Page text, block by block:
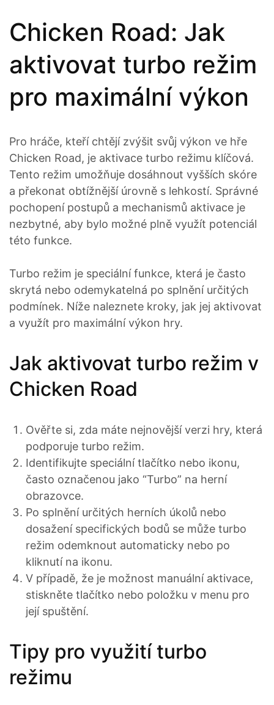
Chicken Road: Jak
aktivovat turbo režim
pro maximální výkon
Pro hráče, kteří chtějí zvýšit svůj výkon ve hře
Chicken Road, je aktivace turbo režimu klíčová.
Tento režim umožňuje dosáhnout vyšších skóre
a překonat obtížnější úrovně s lehkostí. Správné
pochopení postupů a mechanismů aktivace je
nezbytné, aby bylo možné plně využít potenciál
této funkce.
Turbo režim je speciální funkce, která je často
skrytá nebo odemykatelná po splnění určitých
podmínek. Níže naleznete kroky, jak jej aktivovat
a využít pro maximální výkon hry.
Jak aktivovat turbo režim v
Chicken Road
Ověřte si, zda máte nejnovější verzi hry, která
podporuje turbo režim.
Identifikujte speciální tlačítko nebo ikonu,
často označenou jako “Turbo” na herní
obrazovce.
Po splnění určitých herních úkolů nebo
dosažení specifických bodů se může turbo
režim odemknout automaticky nebo po
kliknutí na ikonu.
V případě, že je možnost manuální aktivace,
stiskněte tlačítko nebo položku v menu pro
její spuštění.
Tipy pro využití turbo
režimu